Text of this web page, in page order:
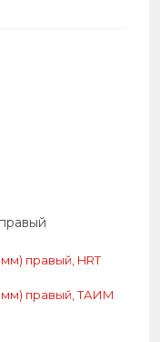
правый, HRT
правый, ТАИМ